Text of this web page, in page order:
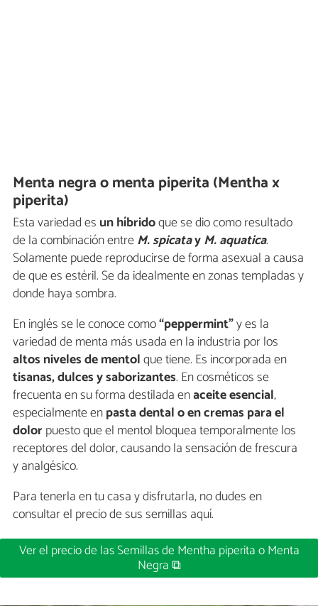
Menta negra o menta piperita (Mentha x
piperita)
Esta variedad es un híbridoque se dio como resultado
de la combinación entreM. spicatayM. aquatica.
Solamente puede reproducirse de forma asexual a causa
de que es estéril. Se da idealmente en zonas templadas y
donde haya sombra.
En inglés se le conoce como“peppermint”y es la
variedad de menta más usada en la industria por los
altos niveles de mentolque tiene. Es incorporada en
tisanas, dulces y saborizantes. En cosméticos se
frecuenta en su forma destilada enaceite esencial,
especialmente enpasta dental o en cremas para el
dolorpuesto que el mentol bloquea temporalmente los
receptores del dolor, causando la sensación de frescura
y analgésico.
Para tenerla en tu casa y disfrutarla, no dudes en
consultar el precio de sus semillas aquí.
Ver el precio de las Semillas de Mentha piperita o Menta
Negra ⧉